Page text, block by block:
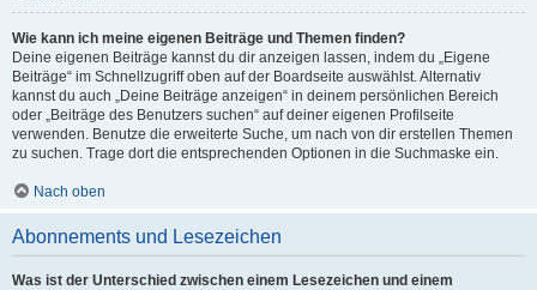
Wie kann ich meine eigenen Beiträge und Themen finden?
Deine eigenen Beiträge kannst du dir anzeigen lassen, indem du „Eigene
Beiträge“ im Schnellzugriff oben auf der Boardseite auswählst. Alternativ
kannst du auch „Deine Beiträge anzeigen“ in deinem persönlichen Bereich
oder „Beiträge des Benutzers suchen“ auf deiner eigenen Profilseite
verwenden. Benutze die erweiterte Suche, um nach von dir erstellen Themen
zu suchen. Trage dort die entsprechenden Optionen in die Suchmaske ein.
Nach oben
Abonnements und Lesezeichen
Was ist der Unterschied zwischen einem Lesezeichen und einem